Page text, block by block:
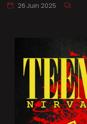
26 Juin 2025